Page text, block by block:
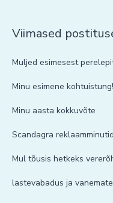
Viimased
Muljed esimesest
Minu esimene kohtuistung!
Minu aasta kokkuvõte
Scandagra
Mul tõusis hetkeks
lastevabadus ja